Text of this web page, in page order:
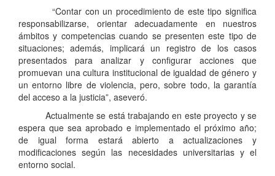
“Contar con un procedimiento de este tipo significa
responsabilizarse, orientar adecuadamente en nuestros
ámbitos y competencias cuando se presenten este tipo de
situaciones; además, implicará un registro de los casos
presentados para analizar y configurar acciones que
promuevan una cultura institucional de igualdad de género y
un entorno libre de violencia, pero, sobre todo, la garantía
del acceso a la justicia”, aseveró.
Actualmente se está trabajando en este proyecto y se
espera que sea aprobado e implementado el próximo año;
de igual forma estará abierto a actualizaciones y
modificaciones según las necesidades universitarias y el
entorno social.